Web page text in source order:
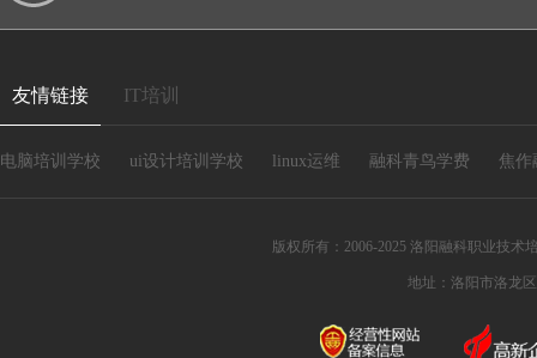
友情链接 IT培训
电脑培训学校 ui设计培训学校 linux运维 融科青鸟学费 焦作
版权所有：2006-2025 洛阳融科职业技术
地址：洛阳市洛龙